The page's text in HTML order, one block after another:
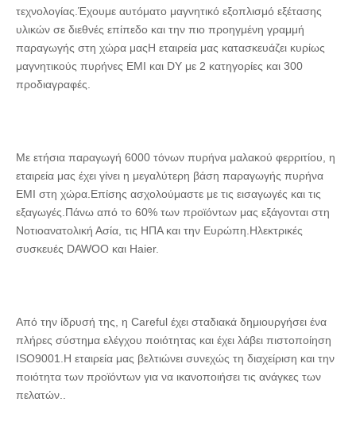
114 12 × 5 × 7 12±0.4 5±0.3 7±0.3
12 × 5 × 8 12±0.4
116 12 × 5,5 × 7 12±0.4 5.5±0.3
118 12 × 6 × 6 12±0.4 6±0.3 6±0.3
119 12 × 6 × 7
120 12 × 7 × 8 12±0.4 7±0.3 8±0.3
121 12 × 7 × 8.5
124 12*9*5.6 12±0.4 9±0.3
125 12*9*6.5 12±0.4 9±0.3 6.5±0.3
τεχνολογίας.Έχουμε αυτόματο μαγνητικό εξοπλισμό εξέτασης
υλικών σε διεθνές επίπεδο και την πιο προηγμένη γραμμή
παραγωγής στη χώρα μαςΗ εταιρεία μας κατασκευάζει κυρίως
μαγνητικούς πυρήνες EMI και DY με 2 κατηγορίες και 300
προδιαγραφές.
Με ετήσια παραγωγή 6000 τόνων πυρήνα μαλακού φερριτίου, η
εταιρεία μας έχει γίνει η μεγαλύτερη βάση παραγωγής πυρήνα
EMI στη χώρα.Επίσης ασχολούμαστε με τις εισαγωγές και τις
εξαγωγές.Πάνω από το 60% των προϊόντων μας εξάγονται στη
Νοτιοανατολική Ασία, τις ΗΠΑ και την Ευρώπη.Ηλεκτρικές
συσκευές DAWOO και Haier.
Από την ίδρυσή της, η Careful έχει σταδιακά δημιουργήσει ένα
πλήρες σύστημα ελέγχου ποιότητας και έχει λάβει πιστοποίηση
ISO9001.Η εταιρεία μας βελτιώνει συνεχώς τη διαχείριση και την
ποιότητα των προϊόντων για να ικανοποιήσει τις ανάγκες των
πελατών..